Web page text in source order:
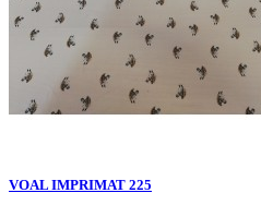
VOAL IMPRIMAT 225